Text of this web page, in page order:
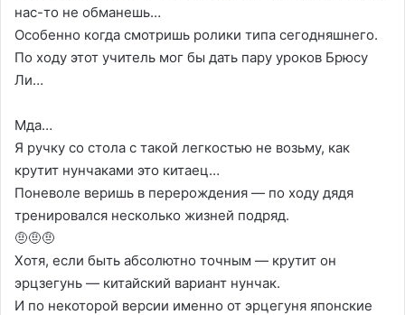
нас-то не обманешь…
Особенно когда смотришь ролики типа сегодняшнего.
По ходу этот учитель мог бы дать пару уроков Брюсу
Ли…
Мда…
Я ручку со стола с такой легкостью не возьму, как
крутит нунчаками это китаец…
Поневоле веришь в перерождения — по ходу дядя
тренировался несколько жизней подряд.
🤨🤨🤨
Хотя, если быть абсолютно точным — крутит он
эрцзегунь — китайский вариант нунчак.
И по некоторой версии именно от эрцегуня японские